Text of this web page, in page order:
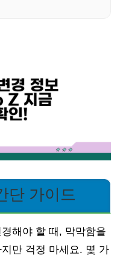
단 가이드
해야 할 때, 막막함을
만 걱정 마세요. 몇 가